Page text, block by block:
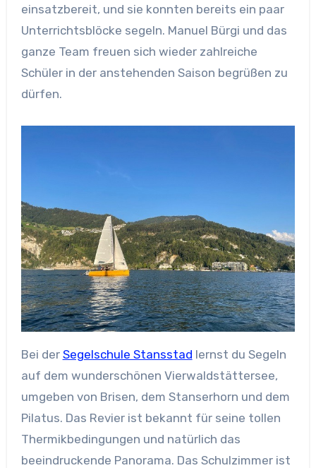
einsatzbereit, und sie konnten bereits ein paar
Unterrichtsblöcke segeln. Manuel Bürgi und das
ganze Team freuen sich wieder zahlreiche
Schüler in der anstehenden Saison begrüßen zu
dürfen.
Bei der Segelschule Stansstad lernst du Segeln
auf dem wunderschönen Vierwaldstättersee,
umgeben von Brisen, dem Stanserhorn und dem
Pilatus. Das Revier ist bekannt für seine tollen
Thermikbedingungen und natürlich das
beeindruckende Panorama. Das Schulzimmer ist